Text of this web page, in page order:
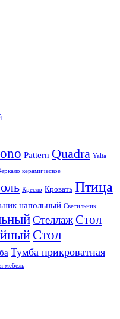
Pattern Quadra Yalta
керамическое
Кресло Кровать Птица
напольный Светильник
СтеллажСтол
Стол
Тумба прикроватная
мебель